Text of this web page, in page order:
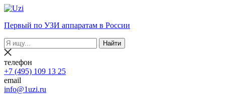
Первый по УЗИ аппаратам в России
Найти
телефон
+7 (495) 109 13 25
email
info@1uzi.ru